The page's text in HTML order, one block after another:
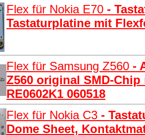
Flex für Nokia E70 -
Tastaturplatine mit
Flex für Samsung Z560 -
Z560 original SMD-
RE0602K1 060518
Flex für Nokia C3 -
Dome Sheet,